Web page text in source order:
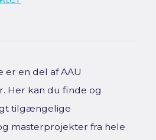
er en del af AAU
Her kan du finde og
tilgængelige
masterprojekter fra hele